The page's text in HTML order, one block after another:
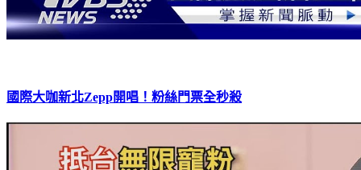
國際大咖新北Zepp開唱！粉絲門票全秒殺